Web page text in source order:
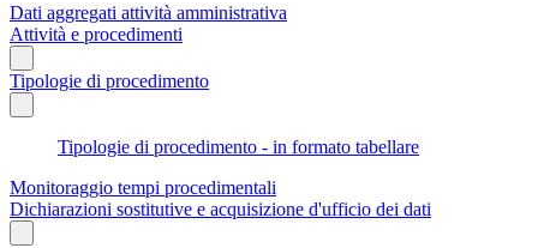
Dati aggregati attività amministrativa
Attività e procedimenti
Tipologie di procedimento
Tipologie di procedimento - in formato tabellare
Monitoraggio tempi procedimentali
Dichiarazioni sostitutive e acquisizione d'ufficio dei dati